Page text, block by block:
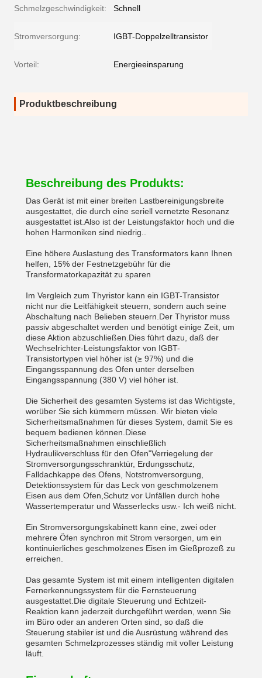
Schmelzgeschwindigkeit: Schnell
Stromversorgung: IGBT-Doppelzelltransistor
Vorteil: Energieeinsparung
Produktbeschreibung
Beschreibung des Produkts:
Das Gerät ist mit einer breiten Lastbereinigungsbreite
ausgestattet, die durch eine seriell vernetzte Resonanz
ausgestattet ist.Also ist der Leistungsfaktor hoch und die
hohen Harmoniken sind niedrig..
Eine höhere Auslastung des Transformators kann Ihnen
helfen, 15% der Festnetzgebühr für die
Transformatorkapazität zu sparen
Im Vergleich zum Thyristor kann ein IGBT-Transistor
nicht nur die Leitfähigkeit steuern, sondern auch seine
Abschaltung nach Belieben steuern.Der Thyristor muss
passiv abgeschaltet werden und benötigt einige Zeit, um
diese Aktion abzuschließen.Dies führt dazu, daß der
Wechselrichter-Leistungsfaktor von IGBT-
Transistortypen viel höher ist (≥ 97%) und die
Eingangsspannung des Ofen unter derselben
Eingangsspannung (380 V) viel höher ist.
Die Sicherheit des gesamten Systems ist das Wichtigste,
worüber Sie sich kümmern müssen. Wir bieten viele
Sicherheitsmaßnahmen für dieses System, damit Sie es
bequem bedienen können.Diese
Sicherheitsmaßnahmen einschließlich
Hydraulikverschluss für den Ofen"Verriegelung der
Stromversorgungsschranktür, Erdungsschutz,
Falldachkappe des Ofens, Notstromversorgung,
Detektionssystem für das Leck von geschmolzenem
Eisen aus dem Ofen,Schutz vor Unfällen durch hohe
Wassertemperatur und Wasserlecks usw.- Ich weiß nicht.
Ein Stromversorgungskabinett kann eine, zwei oder
mehrere Öfen synchron mit Strom versorgen, um ein
kontinuierliches geschmolzenes Eisen im Gießprozeß zu
erreichen.
Das gesamte System ist mit einem intelligenten digitalen
Fernerkennungssystem für die Fernsteuerung
ausgestattet.Die digitale Steuerung und Echtzeit-
Reaktion kann jederzeit durchgeführt werden, wenn Sie
im Büro oder an anderen Orten sind, so daß die
Steuerung stabiler ist und die Ausrüstung während des
gesamten Schmelzprozesses ständig mit voller Leistung
läuft.